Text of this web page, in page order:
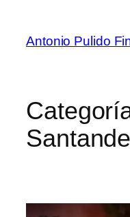
Antonio Pulido